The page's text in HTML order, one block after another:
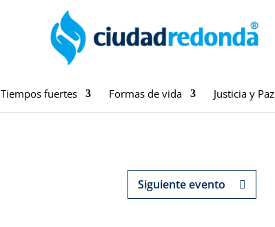
Tiempos fuertes Formas de vida Justicia y Paz
Siguiente evento